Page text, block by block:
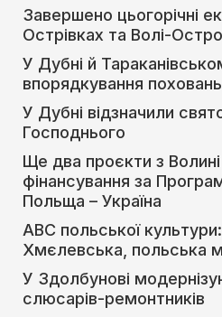
Завершено цьогорічні
Острівках та Волі-
У Дубні й
впорядкування поховань
У Дубні відзначили
Господнього
Ще два проєкти з
фінансування за
Польща – Україна
АВС польської
Хмєлевська, польська
У Здолбунові
слюсарів-ремонтників